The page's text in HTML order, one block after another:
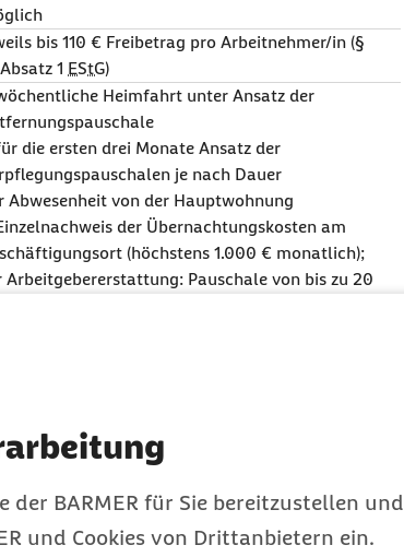
der BARMER für Sie bereitzustellen und
und Cookies von Drittanbietern ein.
bis 110 € Freibetrag pro Arbeitnehmer/in (§
1 EStG)
Heimfahrt unter Ansatz der
die ersten drei Monate Ansatz der
je nach Dauer
Abwesenheit von der Hauptwohnung
der Übernachtungskosten am
(höchstens 1.000 € monatlich);
Arbeitgebererstattung: Pauschale von bis zu 20
960 Euro
im Kalenderjahr
104 €